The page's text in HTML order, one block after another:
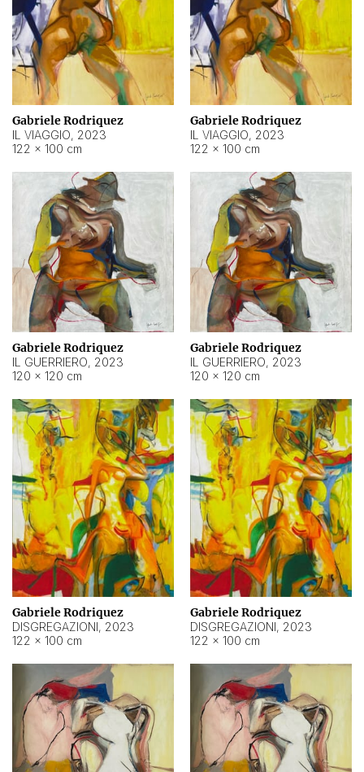
Gabriele Rodriquez
IL VIAGGIO, 2023
122 × 100 cm
Gabriele Rodriquez
IL VIAGGIO, 2023
122 × 100 cm
Gabriele Rodriquez
IL GUERRIERO, 2023
120 × 120 cm
Gabriele Rodriquez
IL GUERRIERO, 2023
120 × 120 cm
Gabriele Rodriquez
DISGREGAZIONI, 2023
122 × 100 cm
Gabriele Rodriquez
DISGREGAZIONI, 2023
122 × 100 cm